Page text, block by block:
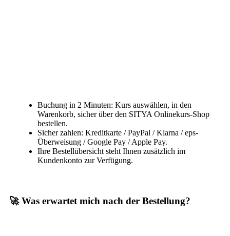
Buchung in 2 Minuten: Kurs auswählen, in den
Warenkorb, sicher über den SITYA Onlinekurs-Shop
bestellen.
Sicher zahlen: Kreditkarte / PayPal / Klarna / eps-
Überweisung / Google Pay / Apple Pay.
Ihre Bestellübersicht steht Ihnen zusätzlich im
Kundenkonto zur Verfügung.
🚀 Was erwartet mich nach der Bestellung?